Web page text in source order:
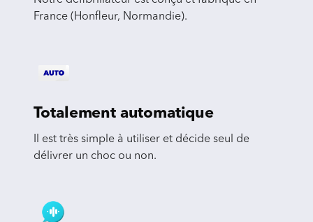
France (Honfleur, Normandie).
Totalement automatique
Il est très simple à utiliser et décide seul de
délivrer un choc ou non.